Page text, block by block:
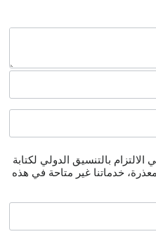
بالتنسيق الدولي لكتابة
معذرة، خدماتنا غير متاحة في هذه